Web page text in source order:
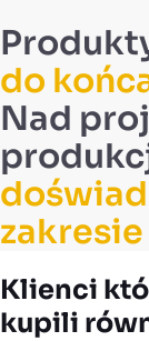
do
Nad
Klienci
kupili